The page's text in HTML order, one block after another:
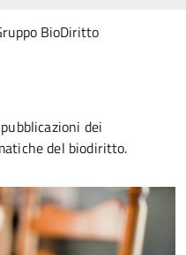
BioDiritto
dei
del biodiritto.